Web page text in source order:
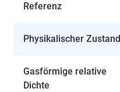
Referenz
Physikalischer Zustand
Gasförmige relative
Dichte